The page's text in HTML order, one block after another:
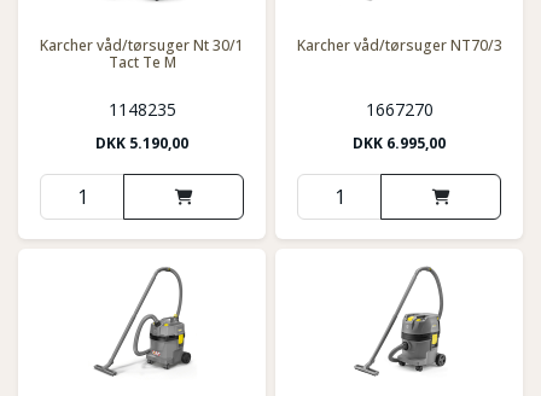
Karcher våd/tørsuger Nt 30/1
Tact Te M
1148235
DKK 5.190,00
Karcher våd/tørsuger NT70/3
1667270
DKK 6.995,00